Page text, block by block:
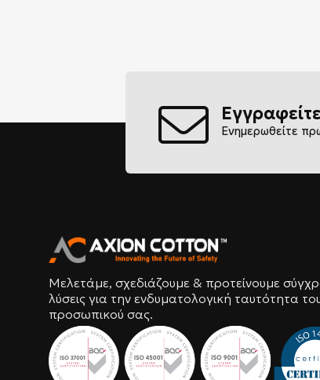
Ενημερωθείτε
Μελετάμε, σχεδιάζουμε & προτείνουμε
λύσεις για την ενδυματολογική ταυτότητα
προσωπικού σας.